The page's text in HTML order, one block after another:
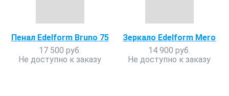
Пенал Edelform Bruno 75
17 500 руб.
Не доступно к заказу
Зеркало Edelform Мero
14 900 руб.
Не доступно к заказу